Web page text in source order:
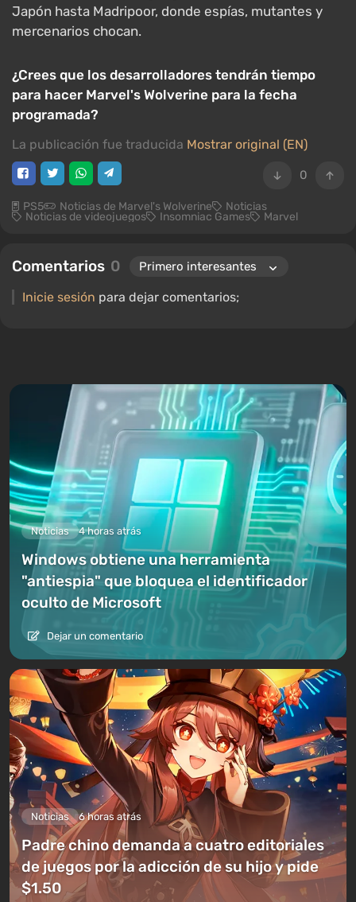
Japón hasta Madripoor, donde espías, mutantes y
mercenarios chocan.
¿Crees que los desarrolladores tendrán tiempo
para hacer Marvel's Wolverine para la fecha
programada?
La publicación fue traducida Mostrar original (EN)
0
PS5 Noticias de Marvel's Wolverine Noticias
Noticias de videojuegos Insomniac Games Marvel
Comentarios 0
Inicie sesión para dejar comentarios;
Noticias 4 horas atrás
Windows obtiene una herramienta
"antiespia" que bloquea el identificador
oculto de Microsoft
Dejar un comentario
Noticias 6 horas atrás
Padre chino demanda a cuatro editoriales
de juegos por la adicción de su hijo y pide
$1.50